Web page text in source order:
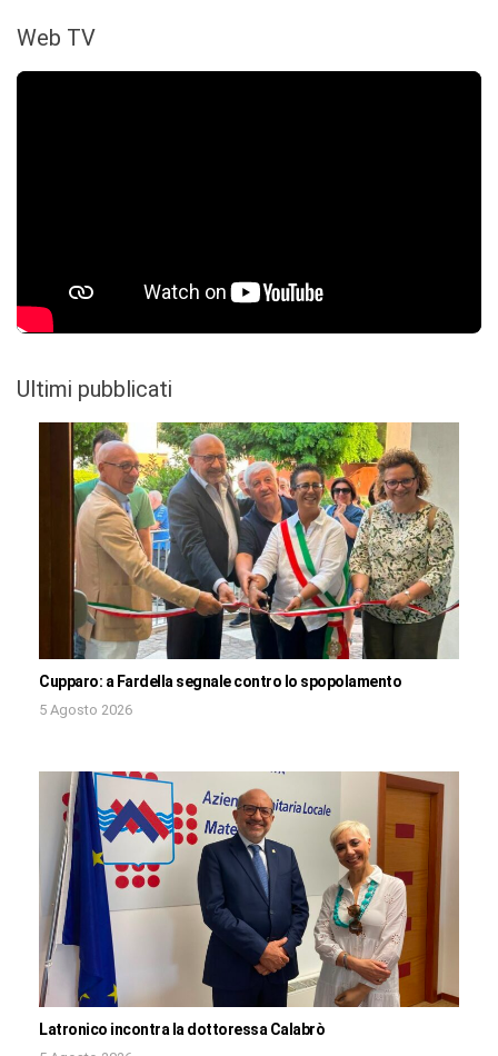
Web TV
Ultimi pubblicati
Cupparo: a Fardella segnale contro lo spopolamento
5 Agosto 2026
Latronico incontra la dottoressa Calabrò